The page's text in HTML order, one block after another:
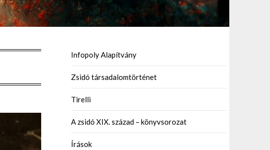
Infopoly Alapítvány
Zsidó társadalomtörténet
Tirelli
A zsidó XIX. század – könyvsorozat
Írások